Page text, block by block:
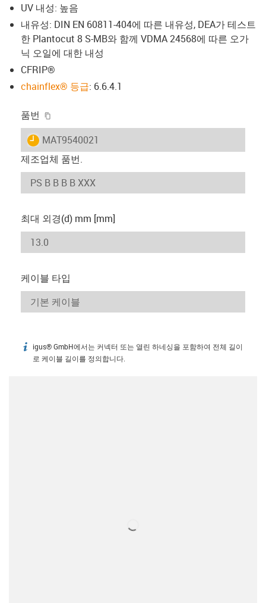
UV 내성: 높음
내유성: DIN EN 60811-404에 따른 내유성, DEA가 테스트
한 Plantocut 8 S-MB와 함께 VDMA 24568에 따른 오가
닉 오일에 대한 내성
CFRIP®
chainflex® 등급: 6.6.4.1
품번
igus-icon-lieferzeit
MAT9540021
제조업체 품번.
최대 외경(d) mm [mm]
케이블 타입
igus-icon-info
igus® GmbH에서는 커넥터 또는 열린 하네싱을 포함하여 전체 길이
로 케이블 길이를 정의합니다.